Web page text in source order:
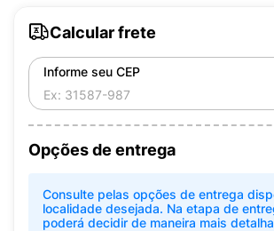
Calcular frete
Informe seu CEP
Opções de entrega
Consulte pelas opções de entrega
localidade desejada. Na etapa de
poderá decidir de maneira mais